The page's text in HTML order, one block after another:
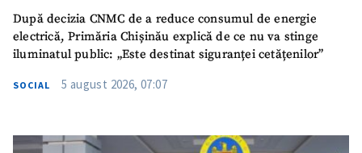
După decizia CNMC de a reduce consumul de energie
electrică, Primăria Chișinău explică de ce nu va stinge
iluminatul public: „Este destinat siguranței cetățenilor”
SOCIAL 5 august 2026, 07:07